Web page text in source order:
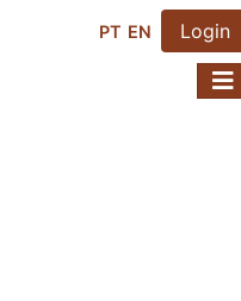
PT EN Login